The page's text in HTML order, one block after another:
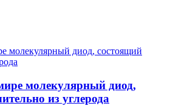
молекулярный диод,
из углерода